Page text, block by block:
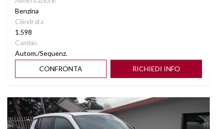
Benzina
Cilindrata
1.598
Cambio
Autom./Sequenz.
CONFRONTA
RICHIEDI INFO
Vedi dettagli